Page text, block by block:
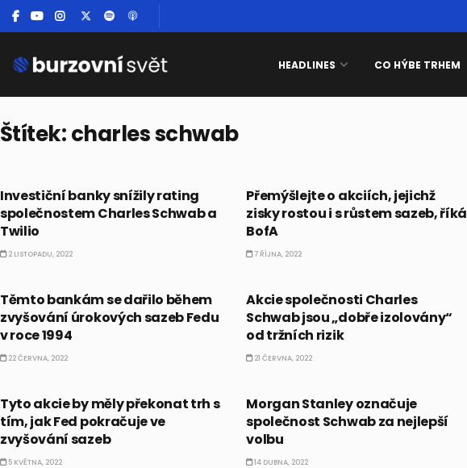
HEADLINES CO HÝBE TRHEM
Štítek:charles schwab
Investiční banky snížily rating
společnostem Charles Schwab a
Twilio
2 LISTOPADU, 2022
Přemýšlejte o akciích, jejichž
zisky rostou i s růstem sazeb, říká
BofA
7 ŘÍJNA, 2022
Těmto bankám se dařilo během
zvyšování úrokových sazeb Fedu
v roce 1994
22 ČERVNA, 2022
Akcie společnosti Charles
Schwab jsou „dobře izolovány“
od tržních rizik
21 ČERVNA, 2022
Tyto akcie by měly překonat trh s
tím, jak Fed pokračuje ve
zvyšování sazeb
5 KVĚTNA, 2022
Morgan Stanley označuje
společnost Schwab za nejlepší
volbu
14 DUBNA, 2022